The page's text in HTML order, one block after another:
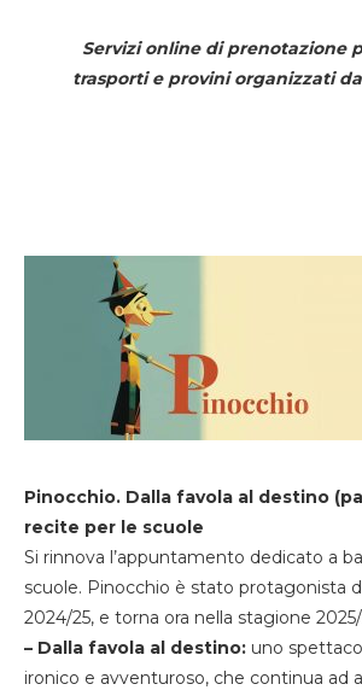
Servizi online di prenotazione
trasporti e provini organizzati
Pinocchio. Dalla favola al destino
recite per le scuole
Si rinnova l’appuntamento dedicato a
scuole. Pinocchio è stato protagonista
2024/25, e torna ora nella stagione
– Dalla favola al destino: uno
ironico e avventuroso, che continua ad